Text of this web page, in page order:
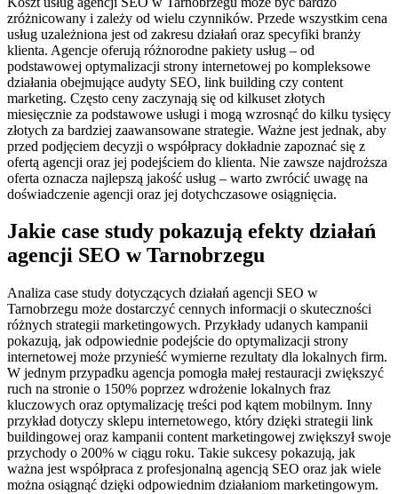
zróżnicowany i zależy od wielu czynników. Przede wszystkim cena
usług uzależniona jest od zakresu działań oraz specyfiki branży
klienta. Agencje oferują różnorodne pakiety usług – od
podstawowej optymalizacji strony internetowej po kompleksowe
działania obejmujące audyty SEO, link building czy content
marketing. Często ceny zaczynają się od kilkuset złotych
miesięcznie za podstawowe usługi i mogą wzrosnąć do kilku tysięcy
złotych za bardziej zaawansowane strategie. Ważne jest jednak, aby
przed podjęciem decyzji o współpracy dokładnie zapoznać się z
ofertą agencji oraz jej podejściem do klienta. Nie zawsze najdroższa
oferta oznacza najlepszą jakość usług – warto zwrócić uwagę na
doświadczenie agencji oraz jej dotychczasowe osiągnięcia.
Jakie case study pokazują efekty działań
agencji SEO w Tarnobrzegu
Analiza case study dotyczących działań agencji SEO w
Tarnobrzegu może dostarczyć cennych informacji o skuteczności
różnych strategii marketingowych. Przykłady udanych kampanii
pokazują, jak odpowiednie podejście do optymalizacji strony
internetowej może przynieść wymierne rezultaty dla lokalnych firm.
W jednym przypadku agencja pomogła małej restauracji zwiększyć
ruch na stronie o 150% poprzez wdrożenie lokalnych fraz
kluczowych oraz optymalizację treści pod kątem mobilnym. Inny
przykład dotyczy sklepu internetowego, który dzięki strategii link
buildingowej oraz kampanii content marketingowej zwiększył swoje
przychody o 200% w ciągu roku. Takie sukcesy pokazują, jak
ważna jest współpraca z profesjonalną agencją SEO oraz jak wiele
można osiągnąć dzięki odpowiednim działaniom marketingowym.